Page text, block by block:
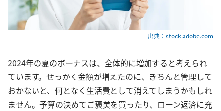
出典：stock.adobe.com
2024年の夏のボーナスは、全体的に増加すると考えられ
ています。せっかく金額が増えたのに、きちんと管理して
おかないと、何となく生活費として消えてしまうかもしれ
ません。予算の決めてご褒美を買ったり、ローン返済に充